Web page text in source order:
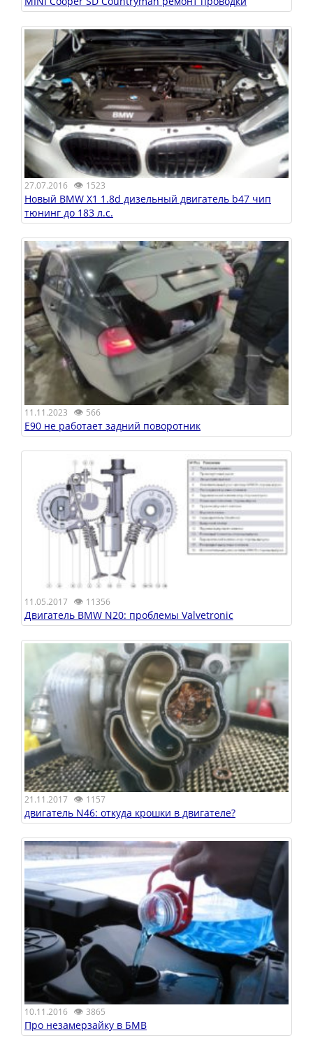
27.07.2016 👁 1523
Новый BMW X1 1.8d дизельный двигатель b47 чип
тюнинг до 183 л.с.
11.11.2023 👁 566
E90 не работает задний поворотник
11.05.2017 👁 11356
Двигатель BMW N20: проблемы Valvetronic
21.11.2017 👁 1157
двигатель N46: откуда крошки в двигателе?
10.11.2016 👁 3865
Про незамерзайку в БМВ